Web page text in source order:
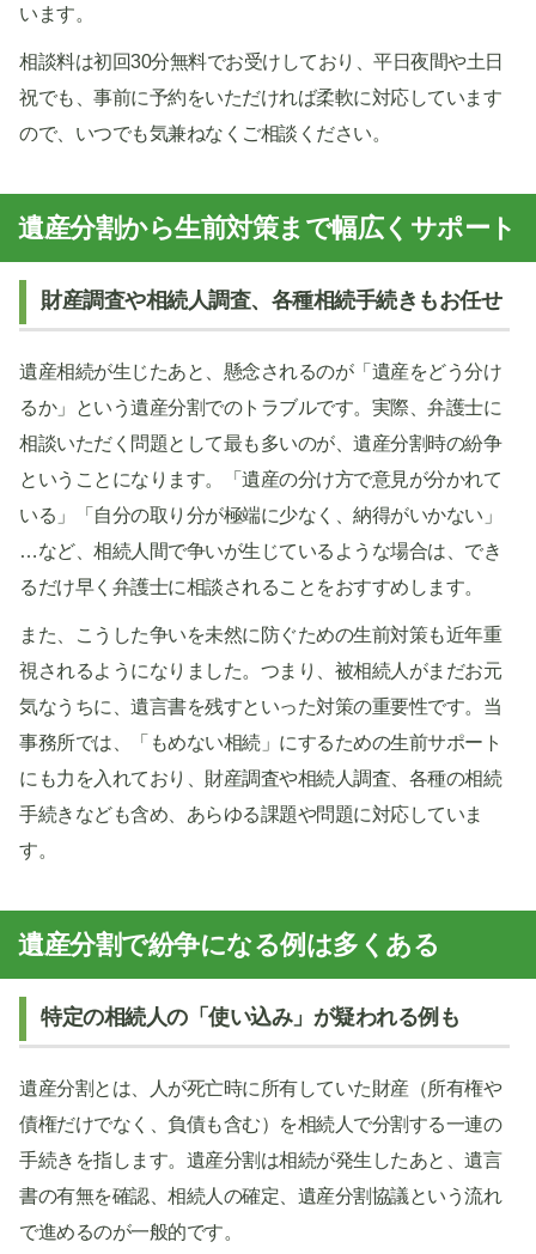
います。
相談料は初回30分無料でお受けしており、平日夜間や土日
祝でも、事前に予約をいただければ柔軟に対応しています
ので、いつでも気兼ねなくご相談ください。
遺産分割から生前対策まで幅広くサポート
財産調査や相続人調査、各種相続手続きもお任せ
遺産相続が生じたあと、懸念されるのが「遺産をどう分け
るか」という遺産分割でのトラブルです。実際、弁護士に
相談いただく問題として最も多いのが、遺産分割時の紛争
ということになります。「遺産の分け方で意見が分かれて
いる」「自分の取り分が極端に少なく、納得がいかない」
…など、相続人間で争いが生じているような場合は、でき
るだけ早く弁護士に相談されることをおすすめします。
また、こうした争いを未然に防ぐための生前対策も近年重
視されるようになりました。つまり、被相続人がまだお元
気なうちに、遺言書を残すといった対策の重要性です。当
事務所では、「もめない相続」にするための生前サポート
にも力を入れており、財産調査や相続人調査、各種の相続
手続きなども含め、あらゆる課題や問題に対応していま
す。
遺産分割で紛争になる例は多くある
特定の相続人の「使い込み」が疑われる例も
遺産分割とは、人が死亡時に所有していた財産（所有権や
債権だけでなく、負債も含む）を相続人で分割する一連の
手続きを指します。遺産分割は相続が発生したあと、遺言
書の有無を確認、相続人の確定、遺産分割協議という流れ
で進めるのが一般的です。